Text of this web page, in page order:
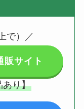
で）／
販サイト
あり】